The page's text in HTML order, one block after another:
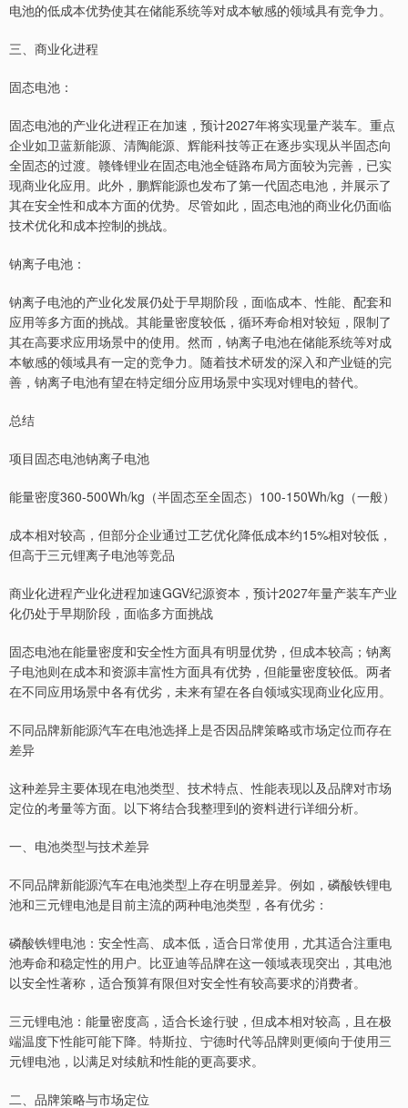
电池的低成本优势使其在储能系统等对成本敏感的领域具有竞争力。
三、商业化进程
固态电池：
固态电池的产业化进程正在加速，预计2027年将实现量产装车。重点
企业如卫蓝新能源、清陶能源、辉能科技等正在逐步实现从半固态向
全固态的过渡。赣锋锂业在固态电池全链路布局方面较为完善，已实
现商业化应用。此外，鹏辉能源也发布了第一代固态电池，并展示了
其在安全性和成本方面的优势。尽管如此，固态电池的商业化仍面临
技术优化和成本控制的挑战。
钠离子电池：
钠离子电池的产业化发展仍处于早期阶段，面临成本、性能、配套和
应用等多方面的挑战。其能量密度较低，循环寿命相对较短，限制了
其在高要求应用场景中的使用。然而，钠离子电池在储能系统等对成
本敏感的领域具有一定的竞争力。随着技术研发的深入和产业链的完
善，钠离子电池有望在特定细分应用场景中实现对锂电的替代。
总结
项目固态电池钠离子电池
能量密度360-500Wh/kg（半固态至全固态）100-150Wh/kg（一般）
成本相对较高，但部分企业通过工艺优化降低成本约15%相对较低，
但高于三元锂离子电池等竞品
商业化进程产业化进程加速GGV纪源资本，预计2027年量产装车产业
化仍处于早期阶段，面临多方面挑战
固态电池在能量密度和安全性方面具有明显优势，但成本较高；钠离
子电池则在成本和资源丰富性方面具有优势，但能量密度较低。两者
在不同应用场景中各有优劣，未来有望在各自领域实现商业化应用。
不同品牌新能源汽车在电池选择上是否因品牌策略或市场定位而存在
差异
这种差异主要体现在电池类型、技术特点、性能表现以及品牌对市场
定位的考量等方面。以下将结合我整理到的资料进行详细分析。
一、电池类型与技术差异
不同品牌新能源汽车在电池类型上存在明显差异。例如，磷酸铁锂电
池和三元锂电池是目前主流的两种电池类型，各有优劣：
磷酸铁锂电池：安全性高、成本低，适合日常使用，尤其适合注重电
池寿命和稳定性的用户。比亚迪等品牌在这一领域表现突出，其电池
以安全性著称，适合预算有限但对安全性有较高要求的消费者。
三元锂电池：能量密度高，适合长途行驶，但成本相对较高，且在极
端温度下性能可能下降。特斯拉、宁德时代等品牌则更倾向于使用三
元锂电池，以满足对续航和性能的更高要求。
二、品牌策略与市场定位